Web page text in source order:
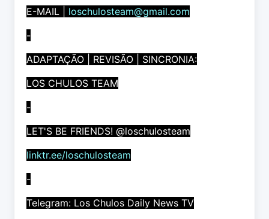
E-MAIL |
loschulosteam@gmail.com
-
ADAPTAÇÃO | REVISÃO | SINCRONIA:
LOS CHULOS TEAM
-
LET'S BE FRIENDS! @loschulosteam
linktr.ee/loschulosteam
-
Telegram: Los Chulos Daily News TV